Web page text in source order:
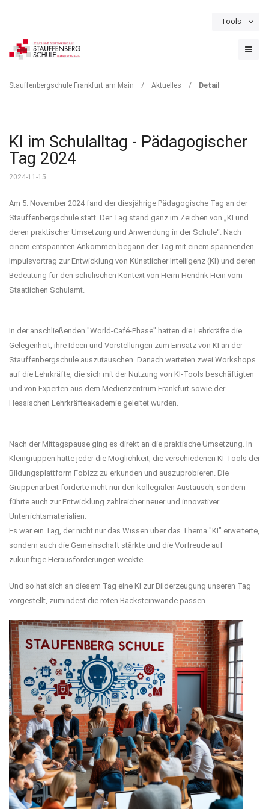
Tools
Schulportal Termine
Stauffenbergschule Frankfurt am Main / Aktuelles / Detail
KI im Schulalltag - Pädagogischer
Tag 2024
2024-11-15
Am 5. November 2024 fand der diesjährige Pädagogische Tag an der
Stauffenbergschule statt. Der Tag stand ganz im Zeichen von „KI und
deren praktischer Umsetzung und Anwendung in der Schule“. Nach
einem entspannten Ankommen begann der Tag mit einem spannenden
Impulsvortrag zur Entwicklung von Künstlicher Intelligenz (KI) und deren
Bedeutung für den schulischen Kontext von Herrn Hendrik Hein vom
Staatlichen Schulamt.
In der anschließenden "World-Café-Phase" hatten die Lehrkräfte die
Gelegenheit, ihre Ideen und Vorstellungen zum Einsatz von KI an der
Stauffenbergschule auszutauschen. Danach warteten zwei Workshops
auf die Lehrkräfte, die sich mit der Nutzung von KI-Tools beschäftigten
und von Experten aus dem Medienzentrum Frankfurt sowie der
Hessischen Lehrkräfteakademie geleitet wurden.
Nach der Mittagspause ging es direkt an die praktische Umsetzung. In
Kleingruppen hatte jeder die Möglichkeit, die verschiedenen KI-Tools der
Bildungsplattform Fobizz zu erkunden und auszuprobieren. Die
Gruppenarbeit förderte nicht nur den kollegialen Austausch, sondern
führte auch zur Entwicklung zahlreicher neuer und innovativer
Unterrichtsmaterialien.
Es war ein Tag, der nicht nur das Wissen über das Thema "KI" erweiterte,
sondern auch die Gemeinschaft stärkte und die Vorfreude auf
zukünftige Herausforderungen weckte.
Und so hat sich an diesem Tag eine KI zur Bilderzeugung unseren Tag
vorgestellt, zumindest die roten Backsteinwände passen...